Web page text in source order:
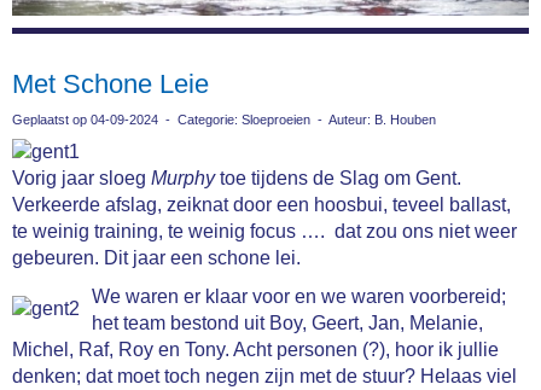
Met Schone Leie
Geplaatst op 04-09-2024 - Categorie: Sloeproeien - Auteur: B. Houben
Vorig jaar sloeg Murphytoe tijdens de Slag om Gent.
Verkeerde afslag, zeiknat door een hoosbui, teveel ballast,
te weinig training, te weinig focus …. dat zou ons niet weer
gebeuren. Dit jaar een schone lei.
We waren er klaar voor en we waren voorbereid;
het team bestond uit Boy, Geert, Jan, Melanie,
Michel, Raf, Roy en Tony. Acht personen (?), hoor ik jullie
denken; dat moet toch negen zijn met de stuur? Helaas viel